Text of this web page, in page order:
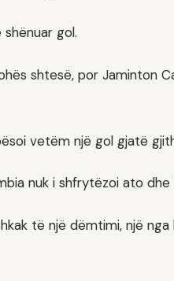
gol.
shtesë, por Jaminton
vetëm një gol gjatë
nuk i shfrytëzoi ato dhe
të një dëmtimi, një